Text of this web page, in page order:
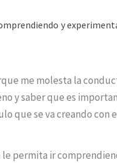
y
me molesta la
y saber que es
que se va creando con
le permita ir